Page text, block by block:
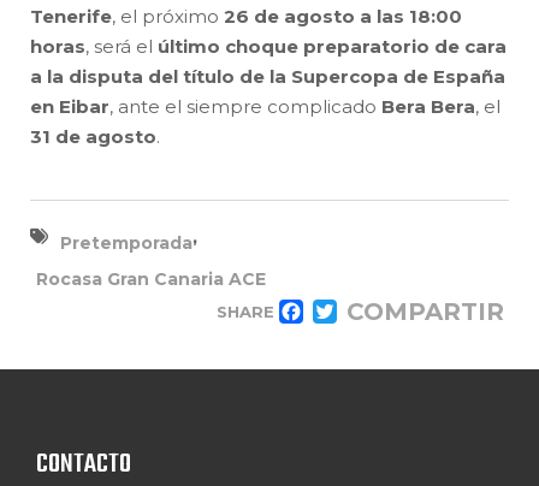
Tenerife, el próximo 26 de agosto a las 18:00
horas, será el último choque preparatorio de cara
a la disputa del título de la Supercopa de España
en Eibar, ante el siempre complicado Bera Bera, el
31 de agosto.
Pretemporada,
Rocasa Gran Canaria ACE
SHARE FACEBOOK
TWITTER
COMPARTIR
CONTACTO